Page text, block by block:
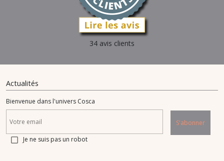
34 avis clients
Actualités
Bienvenue dans l'univers Cosca
S'abonner
Je ne suis pas un robot